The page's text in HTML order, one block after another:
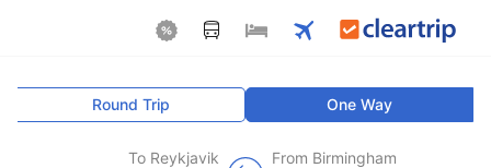
One Way
Round Trip
From Birmingham
To Reykjavik